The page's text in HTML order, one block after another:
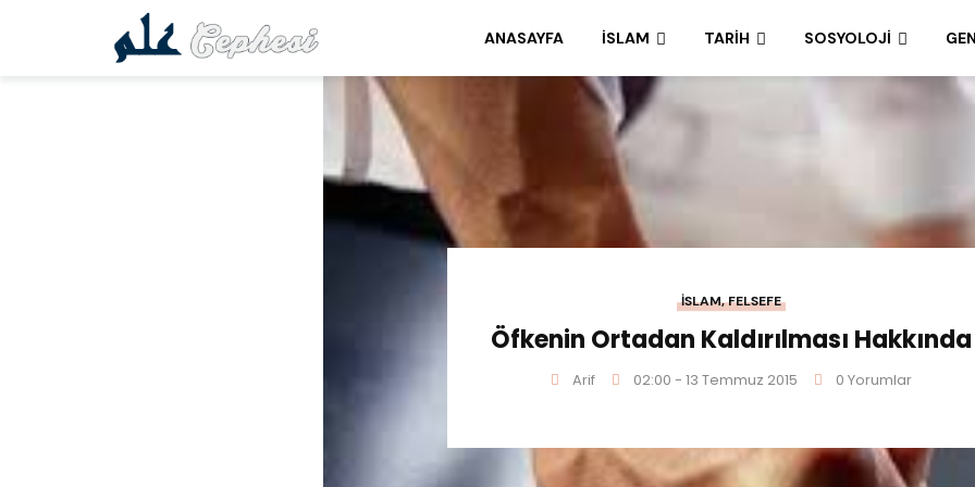
ANASAYFA İSLAM TARIH SOSYOLOJI
İSLAM,FELSEFE
Öfkenin Ortadan Kaldırılması Hakkında
Arif 02:00 - 13 Temmuz 2015 0 Yorumlar